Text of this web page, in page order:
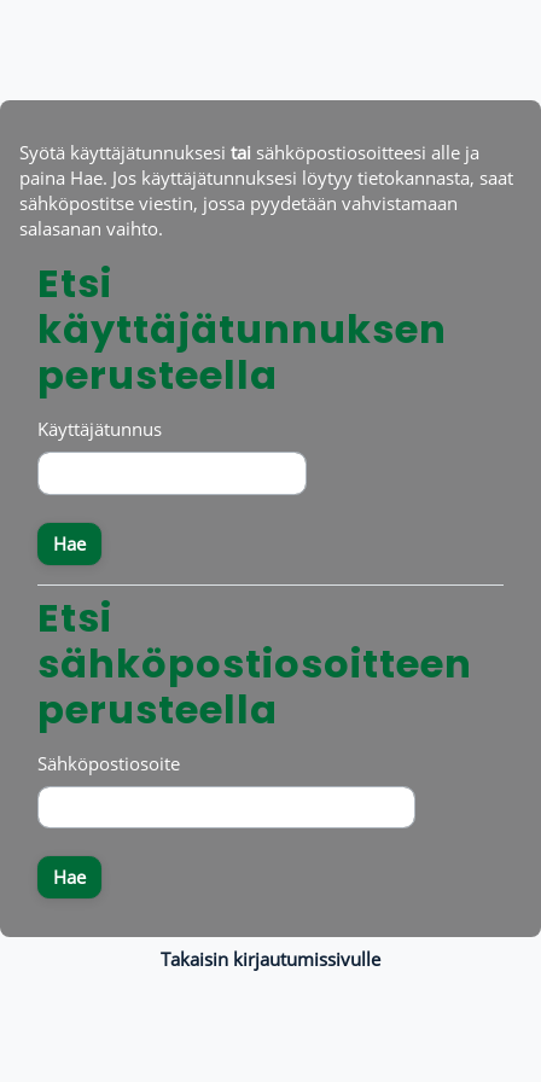
Syötä käyttäjätunnuksesi tai sähköpostiosoitteesi alle ja
paina Hae. Jos käyttäjätunnuksesi löytyy tietokannasta, saat
sähköpostitse viestin, jossa pyydetään vahvistamaan
salasanan vaihto.
Etsi käyttäjätunnuksen perusteella
Etsi
käyttäjätunnuksen
perusteella
Käyttäjätunnus
Etsi sähköpostiosoitteen perusteella
Etsi
sähköpostiosoitteen
perusteella
Sähköpostiosoite
Takaisin kirjautumissivulle